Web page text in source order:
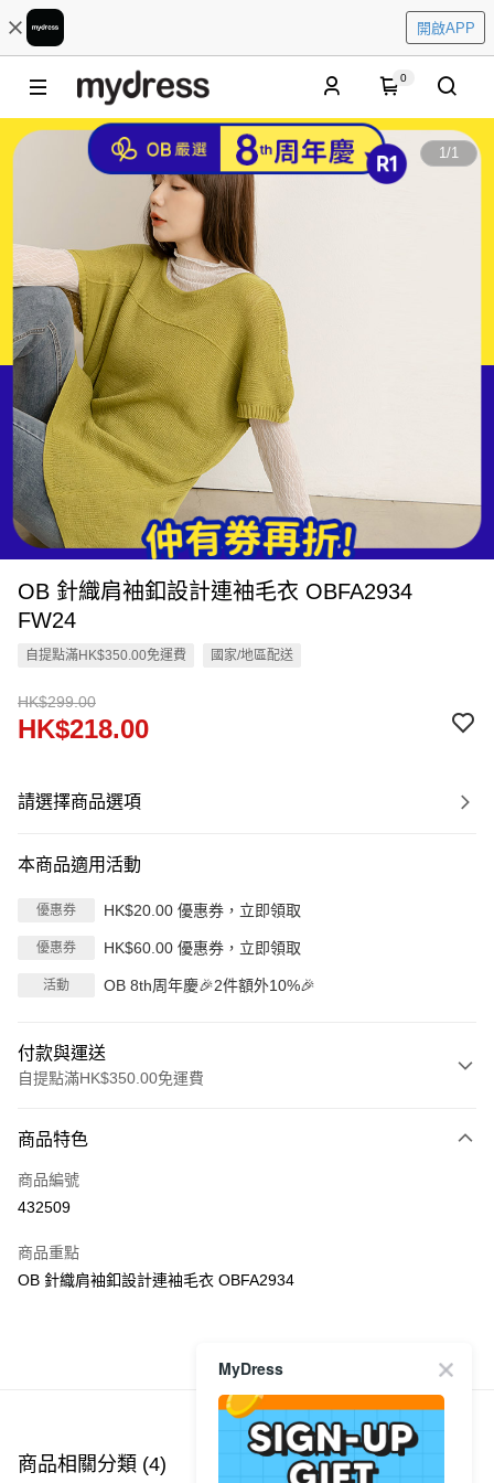
開啟APP
0
1/1
OB 針織肩袖釦設計連袖毛衣 OBFA2934
FW24
自提點滿HK$350.00免運費 國家/地區配送
HK$299.00
HK$218.00
請選擇商品選項
本商品適用活動
優惠券 HK$20.00 優惠券，立即領取
優惠券 HK$60.00 優惠券，立即領取
活動 OB 8th周年慶🎉2件額外10%🎉
付款與運送
自提點滿HK$350.00免運費
信用卡
Apple Pay
PayMe
每筆HK$40.00，滿HK$350.00或以上免運費
付款後順豐站及營業點
商品特色
商品編號
432509
商品重點
OB 針織肩袖釦設計連袖毛衣 OBFA2934
商品推薦
商品相關分類 (4)
MyDress